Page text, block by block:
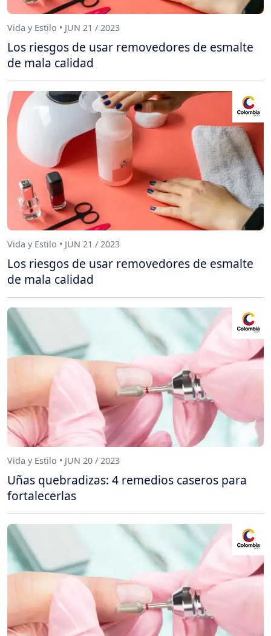
Vida y Estilo • JUN 21 / 2023
Los riesgos de usar removedores de esmalte
de mala calidad
Vida y Estilo • JUN 21 / 2023
Los riesgos de usar removedores de esmalte
de mala calidad
Vida y Estilo • JUN 20 / 2023
Uñas quebradizas: 4 remedios caseros para
fortalecerlas